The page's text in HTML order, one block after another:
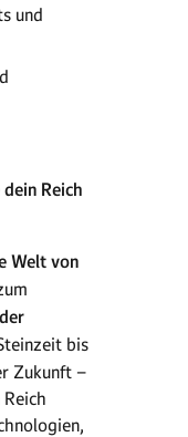
und
Reich
Welt von
bis
Zukunft –